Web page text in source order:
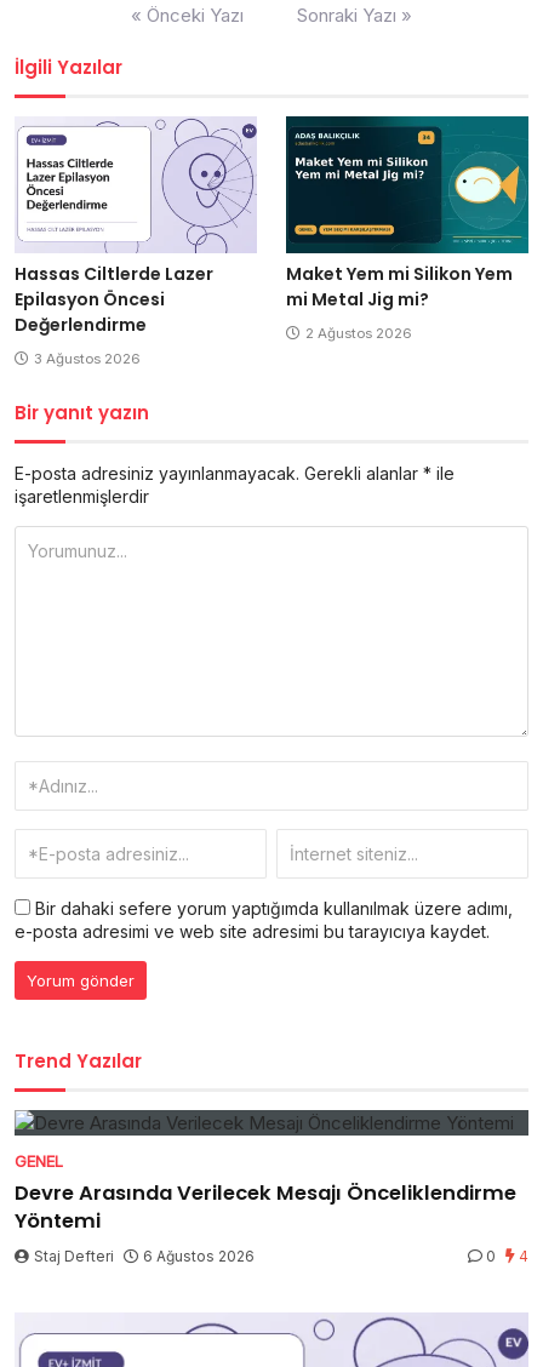
« Önceki Yazı Sonraki Yazı »
İlgili Yazılar
Hassas Ciltlerde Lazer
Epilasyon Öncesi
Değerlendirme
3 Ağustos 2026
Maket Yem mi Silikon Yem
mi Metal Jig mi?
2 Ağustos 2026
Bir yanıt yazın
E-posta adresiniz yayınlanmayacak. Gerekli alanlar * ile
işaretlenmişlerdir
Bir dahaki sefere yorum yaptığımda kullanılmak üzere adımı,
e-posta adresimi ve web site adresimi bu tarayıcıya kaydet.
Trend Yazılar
GENEL
Devre Arasında Verilecek Mesajı Önceliklendirme
Yöntemi
Staj Defteri 6 Ağustos 2026 0 4